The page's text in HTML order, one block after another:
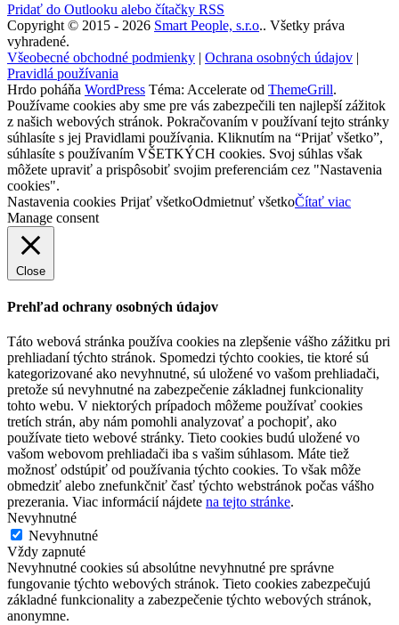
Pridať do Outlooku alebo čítačky RSS
Copyright © 2015 - 2026 Smart People, s.r.o.. Všetky práva
vyhradené.
Všeobecné obchodné podmienky | Ochrana osobných údajov |
Pravidlá používania
Hrdo poháňa WordPress Téma: Accelerate od ThemeGrill.
Používame cookies aby sme pre vás zabezpečili ten najlepší zážitok
z našich webových stránok. Pokračovaním v používaní tejto stránky
súhlasíte s jej Pravidlami používania. Kliknutím na “Prijať všetko”,
súhlasíte s používaním VŠETKÝCH cookies. Svoj súhlas však
môžete upraviť a prispôsobiť svojim preferenciám cez "Nastavenia
cookies".
Nastavenia cookies Prijať všetkoOdmietnuť všetkoČítať viac
Manage consent
Close
Prehľad ochrany osobných údajov
Táto webová stránka používa cookies na zlepšenie vášho zážitku pri
prehliadaní týchto stránok. Spomedzi týchto cookies, tie ktoré sú
kategorizované ako nevyhnutné, sú uložené vo vašom prehliadači,
pretože sú nevyhnutné na zabezpečenie základnej funkcionality
tohto webu. V niektorých prípadoch môžeme používať cookies
tretích strán, aby nám pomohli analyzovať a pochopiť, ako
používate tieto webové stránky. Tieto cookies budú uložené vo
vašom webovom prehliadači iba s vašim súhlasom. Máte tiež
možnosť odstúpiť od používania týchto cookies. To však môže
obmedziť alebo znefunkčniť časť týchto webstránok počas vášho
prezerania. Viac informácií nájdete na tejto stránke.
Nevyhnutné
Nevyhnutné
Vždy zapnuté
Nevyhnutné cookies sú absolútne nevyhnutné pre správne
fungovanie týchto webových stránok. Tieto cookies zabezpečujú
základné funkcionality a zabezpečenie týchto webových stránok,
anonymne.